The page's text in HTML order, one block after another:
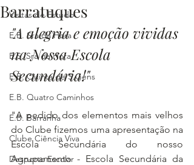
Visitas de Estudo
E.B. Sra da Hora
E.S. Sra da Hora
E.B. Quinta de S.Gens
E.B. Quatro Caminhos
E.B. Barranha
Clube Ciência Viva
Desporto Escolar
Barratuques
"A alegria e emoção vividas
na Nossa Escola
Secundária!"
"A pedido dos elementos mais velhos
do Clube fizemos uma apresentação na
Escola Secundária do nosso
Agrupamento - Escola Secundária da